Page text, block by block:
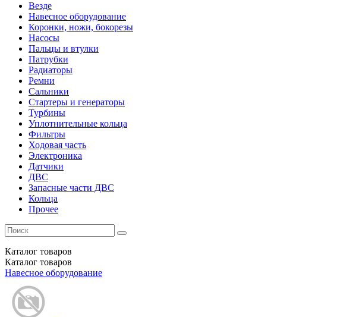
Везде
Навесное оборудование
Коронки, ножи, бокорезы
Насосы
Пальцы и втулки
Патрубки
Радиаторы
Ремни
Сальники
Стартеры и генераторы
Турбины
Уплотнительные кольца
Фильтры
Ходовая часть
Электроника
Датчики
ДВС
Запасные части ДВС
Кольца
Прочее
Каталог товаров
Каталог товаров
Навесное оборудование